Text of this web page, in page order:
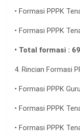
• Formasi PPPK
• Formasi PPPK
• Total formasi :
4. Rincian Formasi
• Formasi PPPK
• Formasi PPPK
• Formasi PPPK